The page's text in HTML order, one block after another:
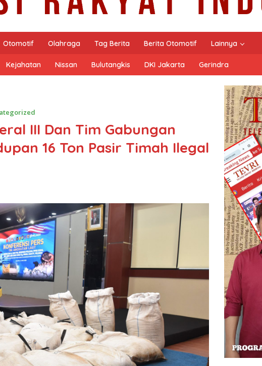
Otomotif Olahraga Tag Berita Berita Otomotif Lainnya
Kejahatan Nissan Bulutangkis DKI Jakarta Gerindra
III Dan Tim Gabungan
16 Ton Pasir Timah Ilegal